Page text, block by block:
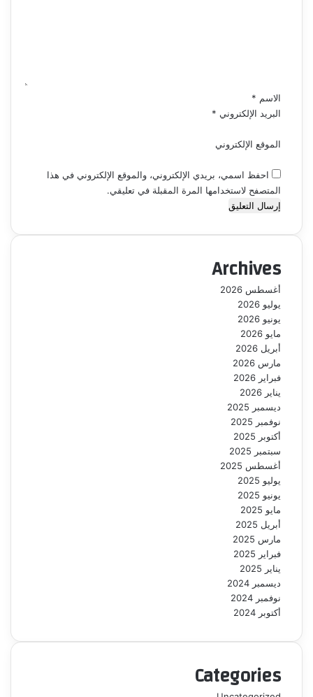
الاسم *
البريد الإلكتروني *
الموقع الإلكتروني
احفظ اسمي، بريدي الإلكتروني، والموقع الإلكتروني في هذا
المتصفح لاستخدامها المرة المقبلة في تعليقي.
Archives
أغسطس 2026
يوليو 2026
يونيو 2026
مايو 2026
أبريل 2026
مارس 2026
فبراير 2026
يناير 2026
ديسمبر 2025
نوفمبر 2025
أكتوبر 2025
سبتمبر 2025
أغسطس 2025
يوليو 2025
يونيو 2025
مايو 2025
أبريل 2025
مارس 2025
فبراير 2025
يناير 2025
ديسمبر 2024
نوفمبر 2024
أكتوبر 2024
Categories